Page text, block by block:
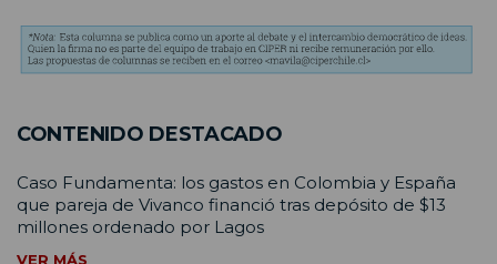
CONTENIDO DESTACADO
Caso Fundamenta: los gastos en Colombia y España
que pareja de Vivanco financió tras depósito de $13
millones ordenado por Lagos
VER MÁS